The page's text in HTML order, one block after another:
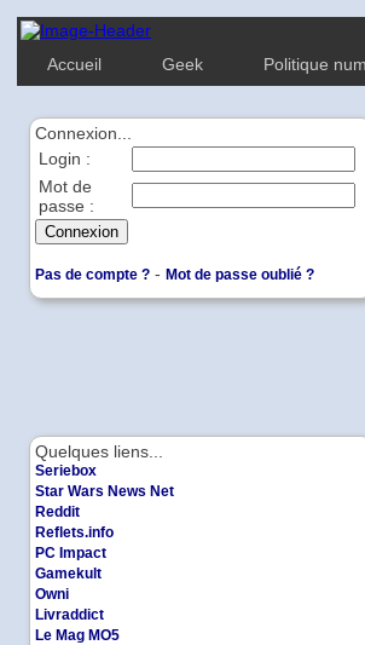
Accueil Geek Politique
Quelques liens...
Seriebox
Star Wars News Net
Reddit
Reflets.info
PC Impact
Gamekult
Owni
Livraddict
Le Mag MO5
Connexion...
Login :
Mot de
passe :
Pas de compte ? - Mot de passe oublié ?
Copyleft |